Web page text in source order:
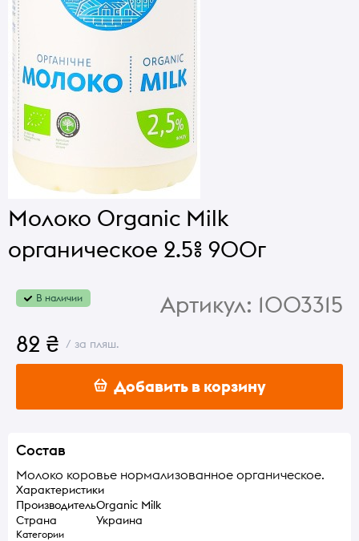
Молоко Organic Milk
органическое 2.5% 900г
В наличии Артикул: 1003315
82 ₴ / за пляш.
Добавить в корзину
Состав
Молоко коровье нормализованное органическое.
Характеристики
ПроизводительOrganic Milk
Страна
Украина
Категории